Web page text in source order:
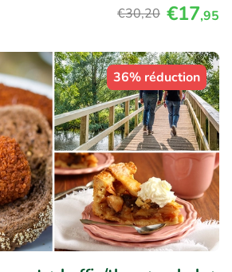
€30,20 €17,95
36% réduction